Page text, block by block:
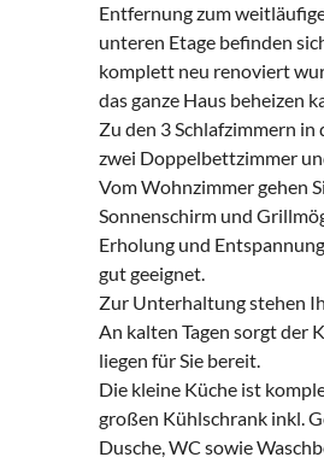
Entfernung zum
unteren Etage befinden
komplett neu renoviert
das ganze Haus beheizen
Zu den 3 Schlafzimmern
zwei Doppelbettzimmer
Vom Wohnzimmer gehen
Sonnenschirm und
Erholung und
gut geeignet.
Zur Unterhaltung stehen
An kalten Tagen sorgt der
liegen für Sie bereit.
Die kleine Küche ist
großen Kühlschrank inkl.
Dusche, WC sowie